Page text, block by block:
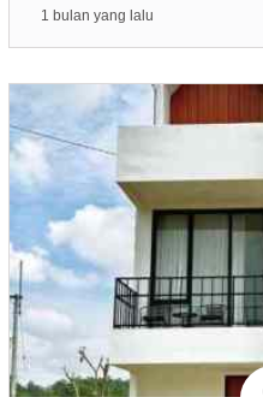
1 bulan yang lalu